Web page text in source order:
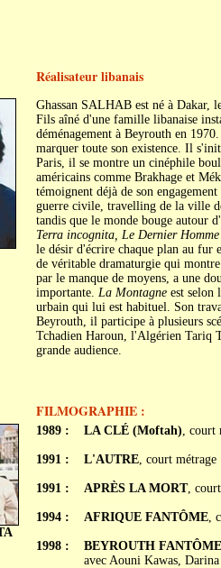
Réalisateur libanais
Ghassan SALHAB est né à Dakar,
Fils aîné d'une famille libanaise
déménagement à Beyrouth en
marquer toute son existence. Il
Paris, il se montre un cinéphile
américains comme Brakhage et
témoignent déjà de son
guerre civile, travelling de la ville
tandis que le monde bouge autour
Terra incognita, Le Dernier Homme
le désir d'écrire chaque plan au fur
de véritable dramaturgie qui
par le manque de moyens, a une
importante. La Montagneest selon
urbain qui lui est habituel. Son
Beyrouth, il participe à plusieurs
Tchadien Haroun, l'Algérien Tariq
grande audience.
FILMOGRAPHIE :
1989 :
1991 :
1991 :
1994 :
1998 :
LA CLÉ (Moftah), court
L'AUTRE, court métrage
APRÈS LA MORT,
AFRIQUE FANTÔME,
BEYROUTH FANTÔME
avec Aouni Kawas,